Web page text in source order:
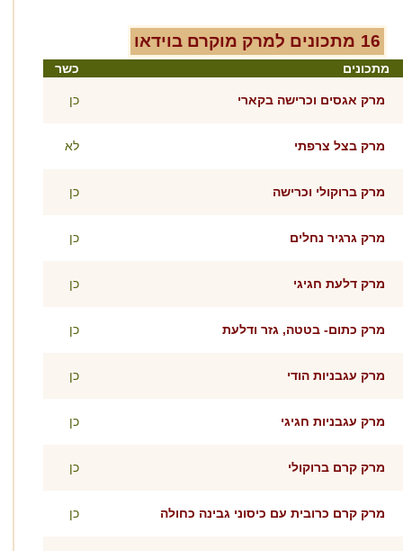
16 מתכונים למרק מוקרם בוידאו
מתכונים כשר
מרק אגסים וכרישה בקארי כן
מרק בצל צרפתי לא
מרק ברוקולי וכרישה כן
מרק גרגיר נחלים כן
מרק דלעת חגיגי כן
מרק כתום- בטטה, גזר ודלעת כן
מרק עגבניות הודי כן
מרק עגבניות חגיגי כן
מרק קרם ברוקולי כן
מרק קרם כרובית עם כיסוני גבינה כחולה כן